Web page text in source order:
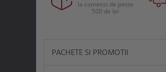
Genti si trolere
Menghine si prese
la comenzi de peste
500 de lei
PACHETE SI PROMOTII